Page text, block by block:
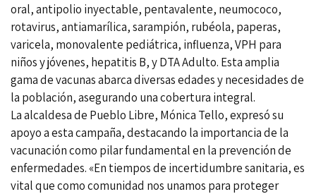
oral, antipolio inyectable, pentavalente, neumococo,
rotavirus, antiamarílica, sarampión, rubéola, paperas,
varicela, monovalente pediátrica, influenza, VPH para
niños y jóvenes, hepatitis B, y DTA Adulto. Esta amplia
gama de vacunas abarca diversas edades y necesidades de
la población, asegurando una cobertura integral.
La alcaldesa de Pueblo Libre, Mónica Tello, expresó su
apoyo a esta campaña, destacando la importancia de la
vacunación como pilar fundamental en la prevención de
enfermedades. «En tiempos de incertidumbre sanitaria, es
vital que como comunidad nos unamos para proteger